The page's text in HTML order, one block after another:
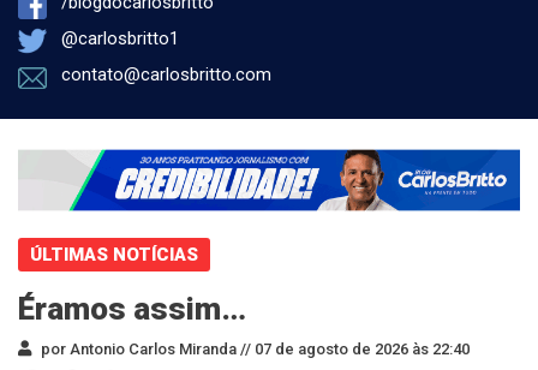
@carlosbritto1
contato@carlosbritto.com
ÚLTIMAS NOTÍCIAS
Éramos assim…
por Antonio Carlos Miranda // 07 de agosto de 2026 às 22:40